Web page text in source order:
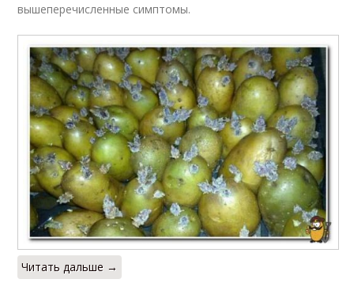
вышеперечисленные симптомы.
Читать дальше →